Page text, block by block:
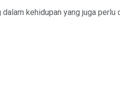
kehidupan yang juga